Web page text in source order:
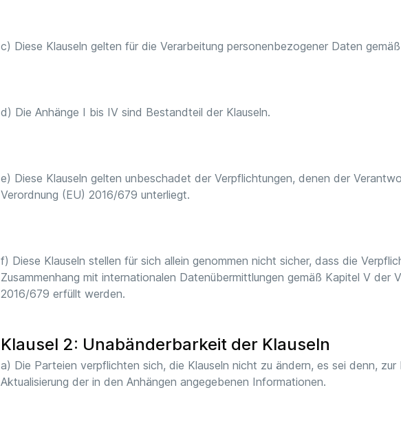
c) Diese Klauseln gelten für die Verarbeitung personenbezogener Daten
d) Die Anhänge I bis IV sind Bestandteil der Klauseln.
e) Diese Klauseln gelten unbeschadet der Verpflichtungen, denen der
Verordnung (EU) 2016/679 unterliegt.
f) Diese Klauseln stellen für sich allein genommen nicht sicher, dass die
Zusammenhang mit internationalen Datenübermittlungen gemäß Kapitel V der
2016/679 erfüllt werden.
Klausel 2: Unabänderbarkeit der Klauseln
a) Die Parteien verpflichten sich, die Klauseln nicht zu ändern, es sei denn, zur
Aktualisierung der in den Anhängen angegebenen Informationen.